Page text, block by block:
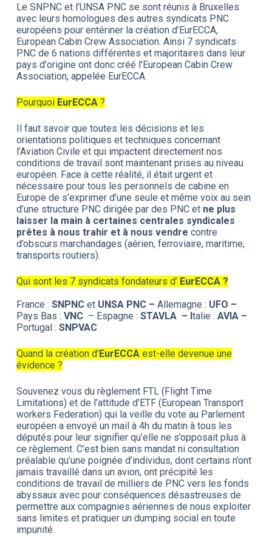
Le SNPNC et l’UNSA PNC se sont réunis à Bruxelles
avec leurs homologues des autres syndicats PNC
européens pour entériner la création d’EurECCA,
European Cabin Crew Association. Ainsi 7 syndicats
PNC de 6 nations différentes et majoritaires dans leur
pays d'origine ont donc créé l’European Cabin Crew
Association, appelée EurECCA.
Pourquoi EurECCA ?
Il faut savoir que toutes les décisions et les
orientations politiques et techniques concernant
l’Aviation Civile et qui impactent directement nos
conditions de travail sont maintenant prises au niveau
européen. Face à cette réalité, il était urgent et
nécessaire pour tous les personnels de cabine en
Europe de s’exprimer d’une seule et même voix au sein
d’une structure PNC dirigée par des PNC et ne plus
laisser la main à certaines centrales syndicales
prêtes à nous trahir et à nous vendre contre
d’obscurs marchandages (aérien, ferroviaire, maritime,
transports routiers).
Qui sont les 7 syndicats fondateurs d’ EurECCA ?
France : SNPNCet UNSA PNC – Allemagne : UFO –
Pays Bas : VNC– Espagne : STAVLA – Italie : AVIA –
Portugal : SNPVAC
Quand la création d’EurECCA est-elle devenue une
évidence ?
Souvenez vous du règlement FTL (Flight Time
Limitations) et de l’attitude d’ETF (European Transport
workers Federation) qui la veille du vote au Parlement
européen a envoyé un mail à 4h du matin à tous les
députés pour leur signifier qu’elle ne s’opposait plus à
ce règlement. C’est bien sans mandat ni consultation
préalable qu’une poignée d’individus, dont certains n’ont
jamais travaillé dans un avion, ont précipité les
conditions de travail de milliers de PNC vers les fonds
abyssaux avec pour conséquences désastreuses de
permettre aux compagnies aériennes de nous exploiter
sans limites et pratiquer un dumping social en toute
impunité.